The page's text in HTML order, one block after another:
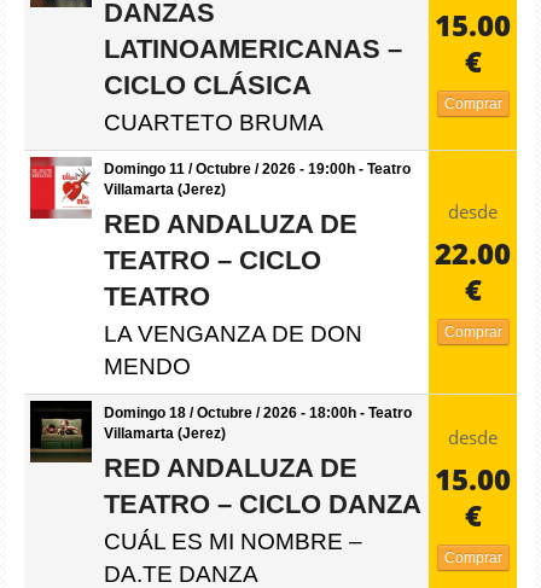
DANZAS
LATINOAMERICANAS –
CICLO CLÁSICA
CUARTETO BRUMA
15.00
€
Comprar
Domingo 11 / Octubre / 2026 - 19:00h - Teatro
Villamarta (Jerez)
RED ANDALUZA DE
TEATRO – CICLO
TEATRO
LA VENGANZA DE DON
MENDO
desde
22.00
€
Comprar
Domingo 18 / Octubre / 2026 - 18:00h - Teatro
Villamarta (Jerez)
RED ANDALUZA DE
TEATRO – CICLO DANZA
CUÁL ES MI NOMBRE –
DA.TE DANZA
desde
15.00
€
Comprar